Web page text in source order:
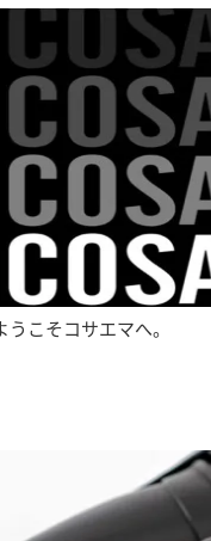
うこそコサエマへ。